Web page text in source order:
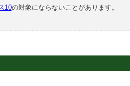
10の対象にならないことがあります。